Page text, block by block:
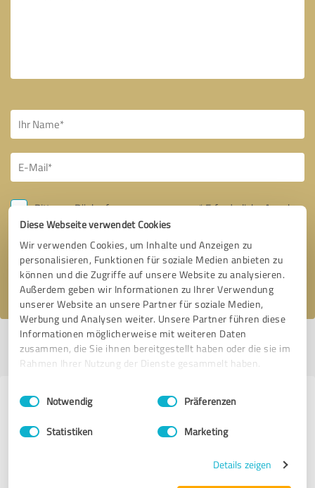
Diese Webseite verwendet Cookies
Wir verwenden Cookies, um Inhalte und Anzeigen zu
personalisieren, Funktionen für soziale Medien anbieten zu
können und die Zugriffe auf unsere Website zu analysieren.
Außerdem geben wir Informationen zu Ihrer Verwendung
unserer Website an unsere Partner für soziale Medien,
Werbung und Analysen weiter. Unsere Partner führen diese
Informationen möglicherweise mit weiteren Daten
zusammen, die Sie ihnen bereitgestellt haben oder die sie im
Rahmen Ihrer Nutzung der Dienste gesammelt haben.
Impressum Datenschutzbestimmungen
Einwilligungsauswahl
Notwendig Präferenzen
Statistiken Marketing
Details zeigen
Bitte um Rückruf * Erforderliche Angaben
Nachricht senden
Ich stimme denDatenschutzbestimmungenzu.
Profil aktiv seit 18.04.2016 | Letzte Aktualisierung: 18.04.2016 |
Profil
melden
Erfahrungen zu weiteren
Anbietern aus dem Bereich Beauty